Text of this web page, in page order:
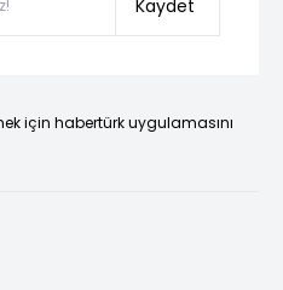
Kaydet
için habertürk uygulamasını